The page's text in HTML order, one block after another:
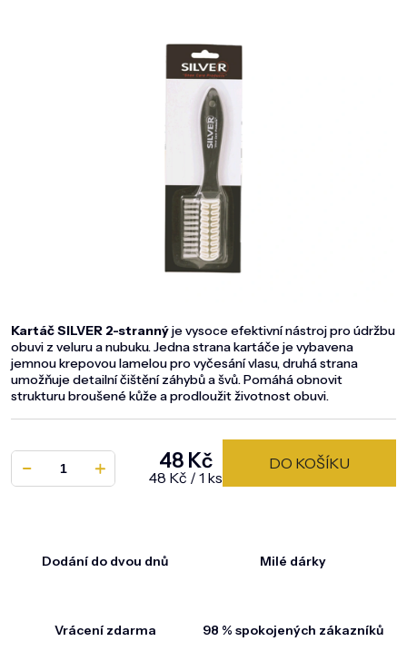
Kartáč SILVER 2-strannýje vysoce efektivní nástroj pro údržbu
obuvi z veluru a nubuku. Jedna strana kartáče je vybavena
jemnou krepovou lamelou pro vyčesání vlasu, druhá strana
umožňuje detailní čištění záhybů a švů. Pomáhá obnovit
strukturu broušené kůže a prodloužit životnost obuvi.
48 Kč
Měrná cena:
48 Kč / 1 ks
DO KOŠÍKU
Dodání do dvou dnů Milé dárky
Vrácení zdarma 98 % spokojených zákazníků